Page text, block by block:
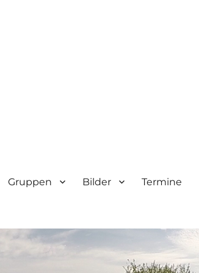
Gruppen Bilder Termine